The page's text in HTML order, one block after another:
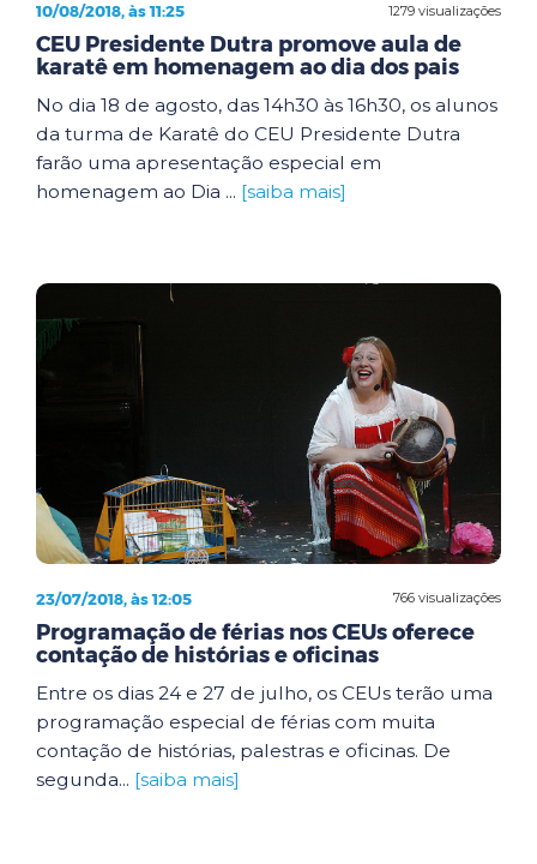
1279 visualizações
10/08/2018, às 11:25
CEU Presidente Dutra promove aula de
karatê em homenagem ao dia dos pais
No dia 18 de agosto, das 14h30 às 16h30, os alunos
da turma de Karatê do CEU Presidente Dutra
farão uma apresentação especial em
homenagem ao Dia ... [saiba mais]
766 visualizações
23/07/2018, às 12:05
Programação de férias nos CEUs oferece
contação de histórias e oficinas
Entre os dias 24 e 27 de julho, os CEUs terão uma
programação especial de férias com muita
contação de histórias, palestras e oficinas. De
segunda... [saiba mais]